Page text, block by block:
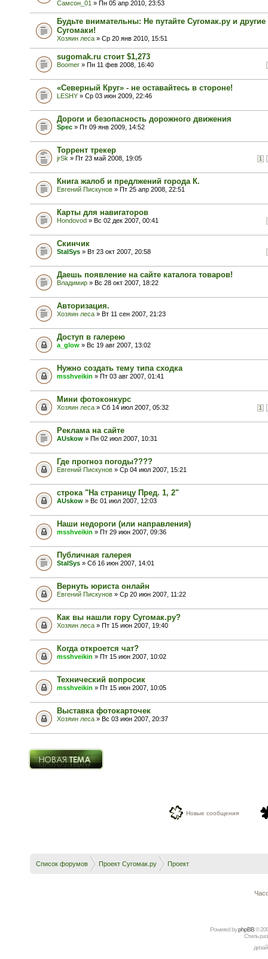
Самсон_01 » Пн 05 апр 2010, 23:53
Будьте внимательны: Не путайте Сугомак.ру и другие
Сугомаки!
Хозяин леса » Ср 20 янв 2010, 15:51
sugomak.ru стоит $1,273
Boomer » Пн 11 фев 2008, 16:40
«Северный Круг» - не оставайтесь в стороне!
LESHY » Ср 03 июн 2009, 22:46
Дороги и безопасность дорожного движения
Spec » Пт 09 янв 2009, 14:52
Торрент трекер
1
jrSk » Пт 23 май 2008, 19:05
Книга жалоб и предлжений города К.
Евгений Пискунов » Пт 25 апр 2008, 22:51
Карты для навигаторов
Hondovod » Вс 02 дек 2007, 00:41
Скинчик
StalSys » Вт 23 окт 2007, 20:58
Даешь появление на сайте каталога товаров!
Владимир » Вс 28 окт 2007, 18:22
Авторизация.
Хозяин леса » Вт 11 сен 2007, 21:23
Доступ в галерею
a_glow » Вс 19 авг 2007, 13:02
Нужно создать тему типа сходка
msshveikin » Пт 03 авг 2007, 01:41
Мини фотоконкурс
1
Хозяин леса » Сб 14 июл 2007, 05:32
Реклама на сайте
AUskow » Пн 02 июл 2007, 10:31
Где прогноз погоды????
Евгений Пискунов » Ср 04 июл 2007, 15:21
строка "На страницу Пред. 1, 2"
AUskow » Вс 01 июл 2007, 12:03
Наши недороги (или направления)
msshveikin » Пт 29 июн 2007, 09:36
Публичная галерея
StalSys » Сб 16 июн 2007, 14:01
Вернуть юриста онлайн
Евгений Пискунов » Ср 20 июн 2007, 11:22
Как вы нашли гору Сугомак.ру?
Хозяин леса » Пт 15 июн 2007, 19:40
Когда откроется чат?
msshveikin » Пт 15 июн 2007, 10:02
Технический вопросик
msshveikin » Пт 15 июн 2007, 10:05
Выставка фотокарточек
Хозяин леса » Вс 03 июн 2007, 20:37
Новая тема
Новые сообщения
Список форумов Проект Сугомак.ру Проект
Powered byрhрBВ©
Стиль